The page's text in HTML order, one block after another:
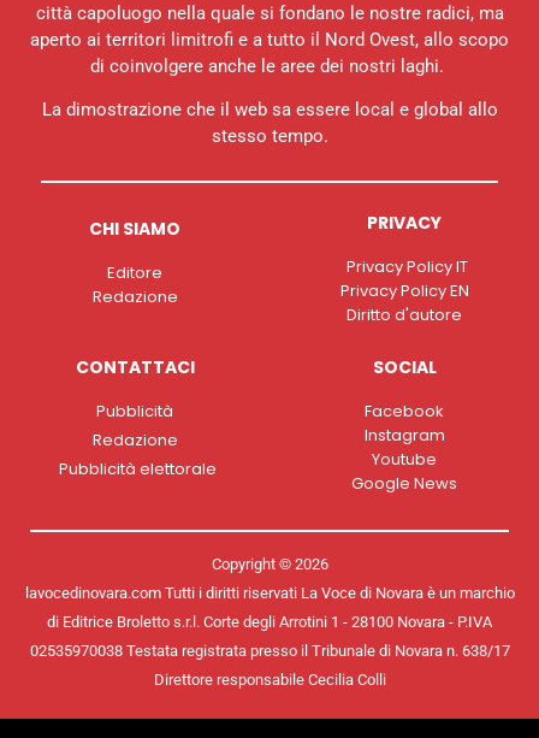
città capoluogo nella quale si fondano le nostre radici, ma
aperto ai territori limitrofi e a tutto il Nord Ovest, allo scopo
di coinvolgere anche le aree dei nostri laghi.
La dimostrazione che il web sa essere local e global allo
stesso tempo.
CHI SIAMO
Editore
Redazione
PRIVACY
Privacy Policy IT
Privacy Policy EN
Diritto d'autore
CONTATTACI
Pubblicità
Redazione
Pubblicità elettorale
SOCIAL
Facebook
Instagram
Youtube
Google News
Copyright © 2026
lavocedinovara.com Tutti i diritti riservati La Voce di Novara è un marchio
di Editrice Broletto s.r.l. Corte degli Arrotini 1 - 28100 Novara - P.IVA
02535970038 Testata registrata presso il Tribunale di Novara n. 638/17
Direttore responsabile Cecilia Colli